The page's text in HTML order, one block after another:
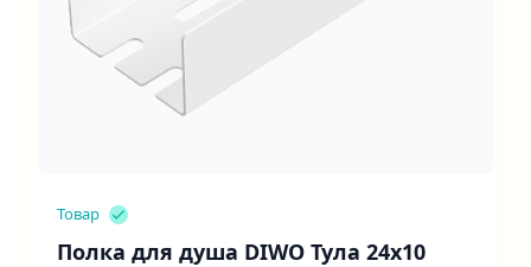
Товар
Полка для душа DIWO Тула 24x10